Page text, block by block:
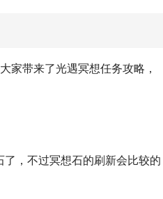
家带来了光遇冥想任务攻略，
，不过冥想石的刷新会比较的